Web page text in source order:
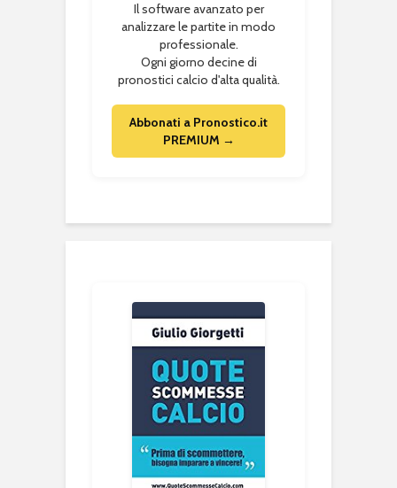
Il software avanzato per
analizzare le partite in modo
professionale.
Ogni giorno decine di
pronostici calcio d'alta qualità.
Abbonati a Pronostico.it
PREMIUM →